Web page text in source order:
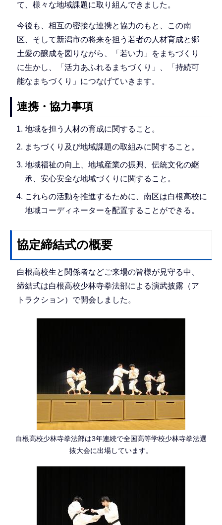
て、様々な地域課題に取り組んできました。
今後も、相互の密接な連携と協力のもと、この南
区、そして新潟市の将来を担う若者の人材育成と郷
土愛の醸成を図りながら、「若い力」をまちづくり
に生かし、「活力あふれるまちづくり」、「持続可
能なまちづくり」につなげていきます。
連携・協力事項
地域を担う人材の育成に関すること。
まちづくり及び地域課題の取組みに関すること。
地域福祉の向上、地域産業の振興、伝統文化の継
承、安心安全な地域づくりに関すること。
これらの活動を推進するために、南区は白根高校に
地域コーディネーターを配置することができる。
協定締結式の概要
白根高校生と関係者などご来場の皆様が見守る中、
締結式は白根高校少林寺拳法部による演武披露（ア
トラクション）で開会しました。
白根高校少林寺拳法部は3年連続で全国高等学校少林寺拳法選
抜大会に出場しています。